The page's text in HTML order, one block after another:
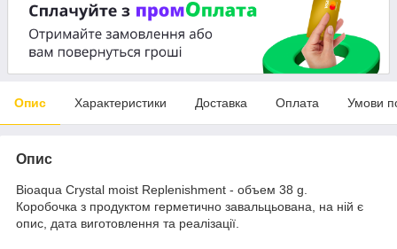
Опис Характеристики Доставка Оплата Умови
Опис
Bioaqua Crystal moist Replenishment - объем 38 g.
Коробочка з продуктом герметично завальцьована, на ній є
опис, дата виготовлення та реалізації.